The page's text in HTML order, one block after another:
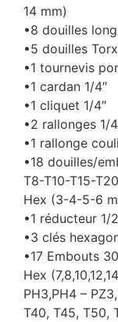
14 mm)
•8 douilles
•5 douilles
•1 tournevis
•1 cardan 1/4″
•1 cliquet 1/4″
•2 rallonges 1/
•1 rallonge
•18 douilles/
T8-T10-T15-
Hex (3-4-5-6
•1 réducteur 1/
•3 clés
•17 Embouts
Hex
PH3,PH4 –
T40, T45, T50,